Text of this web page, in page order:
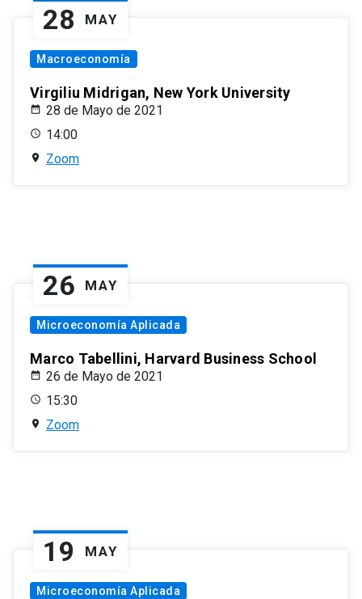
28 MAY
Macroeconomía
Virgiliu Midrigan, New York University
28 de Mayo de 2021
14:00
Zoom
26 MAY
Microeconomía Aplicada
Marco Tabellini, Harvard Business School
26 de Mayo de 2021
15:30
Zoom
19 MAY
Microeconomía Aplicada